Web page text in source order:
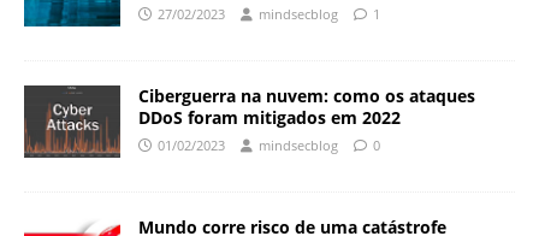
27/02/2023 mindsecblog 1
Ciberguerra na nuvem: como os ataques
DDoS foram mitigados em 2022
01/02/2023 mindsecblog 0
Mundo corre risco de uma catástrofe